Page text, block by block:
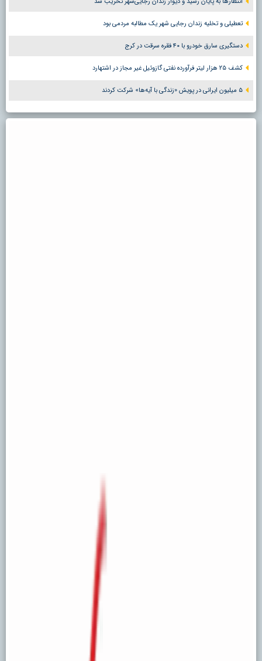
تعطیلی و تخلیه زندان رجایی شهر یک مطالبه مردمی بود
دستگیری سارق خودرو با ۴۰ فقره سرقت در کرج
کشف ۲۵ هزار لیتر فرآورده نفتی گازوئیل غیر مجاز در اشتهارد
۵ میلیون ایرانی در پویش «زندگی با آیه‌ها» شرکت کردند